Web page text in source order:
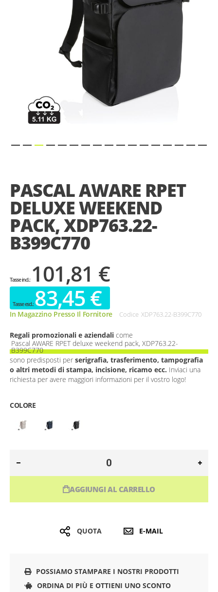
beginning
of
the
images
gallery
PASCAL AWARE RPET
DELUXE WEEKEND
PACK, XDP763.22-
B399C770
101,81 €
83,45 €
In Magazzino Presso Il Fornitore Codice XDP763.22-B399C770
Regali promozionali e aziendali come
Pascal AWARE RPET deluxe weekend pack, XDP763.22-
B399C770
sono predisposti per serigrafia, trasferimento, tampografia
o altri metodi di stampa, incisione, ricamo ecc. Inviaci una
richiesta per avere maggiori informazioni per il vostro logo!
COLORE
AGGIUNGI AL CARRELLO
QUOTA E-MAIL
POSSIAMO STAMPARE I NOSTRI PRODOTTI
ORDINA DI PIÙ E OTTIENI UNO SCONTO